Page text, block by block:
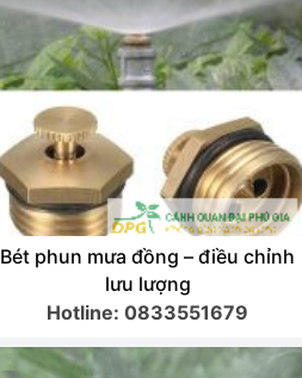
Bét phun mưa đồng – điều chỉnh
lưu lượng
Hotline: 0833551679